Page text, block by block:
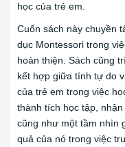
học của trẻ em.
Cuốn sách này chuyền
dục Montessori trong
hoàn thiện. Sách cũng
kết hợp giữa tính tự do
của trẻ em trong việc
thành tích học tập,
cũng như một tầm nhìn
quả của nó trong việc